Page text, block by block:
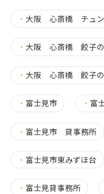
・ 大阪 心斎橋 チュン
・ 大阪 心斎橋 餃子の
・ 大阪 心斎橋 餃子
・ 富士見市 ・ 富
・ 富士見市 貸事務所
・ 富士見市東みずほ台
・ 富士見貸事務所